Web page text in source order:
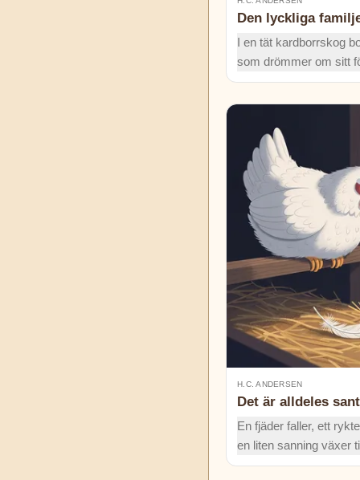
Den lyckliga
I en tät kardborrskog
som drömmer om sitt
Men vad händer när
vanlig snigel som inte
H.C. ANDERSEN
Det är alldeles
En fjäder faller, ett
en liten sanning växer
som hamnar i